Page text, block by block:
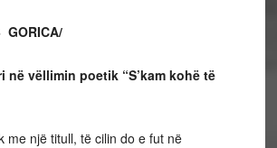
GORICA/
në vëllimin poetik “S’kam kohë të
me një titull, të cilin do e fut në